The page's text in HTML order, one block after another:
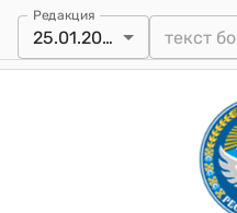
Редакция
25.01.2024